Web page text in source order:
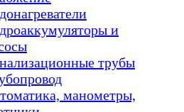
и
трубы
манометры,